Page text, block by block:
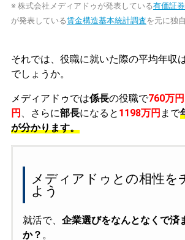
※ 株式会社メディアドゥが発表している有価証
が発表している賃金構造基本統計調査を元に独
それでは、役職に就いた際の平均年収
でしょうか。
メディアドゥでは係長の役職で760万円
円
、さらに部長になると 1198万円 まで
が分かります。
メディアドゥとの相性を
よう
就活で、 企業選びをなんとなくで済
か？ 。